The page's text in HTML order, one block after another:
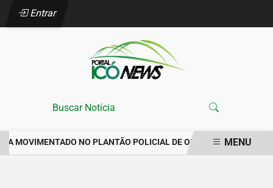
Entrar
MOVIMENTADO NO PLANTÃO POLICIAL DE ORÓS REGISTRA
MENU